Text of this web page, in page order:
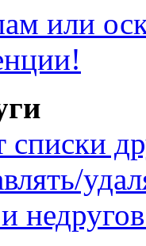
или
списки